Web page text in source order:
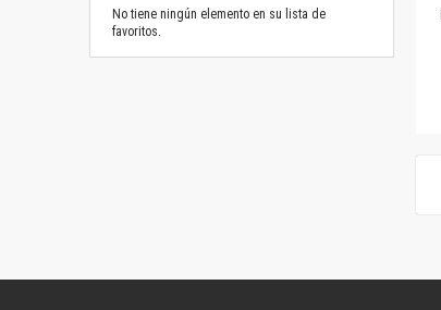
No tiene ningún elemento en su lista de
favoritos.